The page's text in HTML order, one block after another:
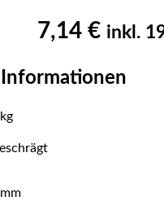
7,14 € inkl.